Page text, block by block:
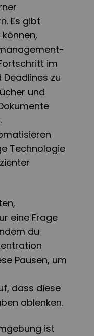
Es gibt
im
zu
und
Technologie
eine Frage
du
Pausen, um
dass diese
ablenken.
ist